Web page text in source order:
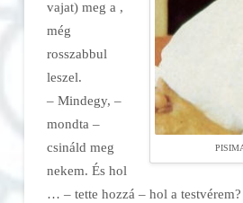
vajat) meg a ,
még
rosszabbul
leszel.
– Mindegy, –
mondta –
csináld meg
nekem. És hol
… – tette hozzá – hol a